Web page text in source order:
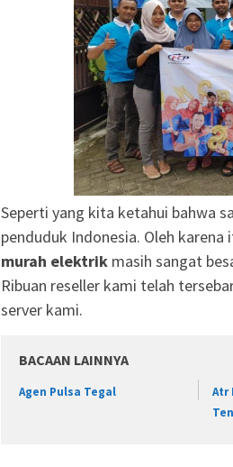
Seperti yang kita ketahui bahwa
penduduk Indonesia. Oleh
murah elektrik masih sangat
Ribuan reseller kami telah
server kami.
BACAAN LAINNYA
Agen Pulsa Tegal
Atr